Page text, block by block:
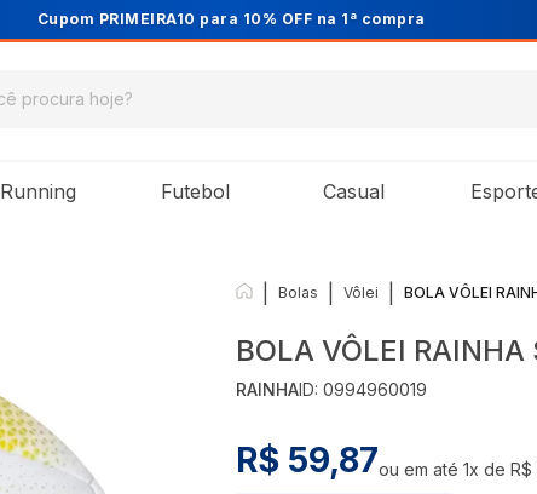
Cupom PRIMEIRA10 para 10% OFF na 1ª compra
Running Futebol Casual
Bolas Vôlei BOLA VÔLEI
BOLA VÔLEI RAINHA
RAINHAID:0994960019
R$ 59,87ou em até1x deR$